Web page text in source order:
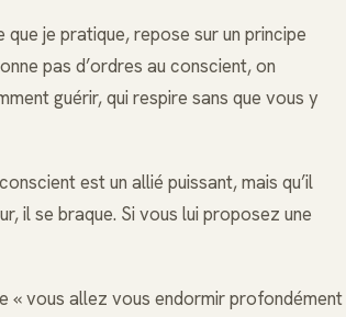
je pratique, repose sur un principe
pas d’ordres au conscient, on
guérir, qui respire sans que vous y
est un allié puissant, mais qu’il
il se braque. Si vous lui proposez une
« vous allez vous endormir profondément